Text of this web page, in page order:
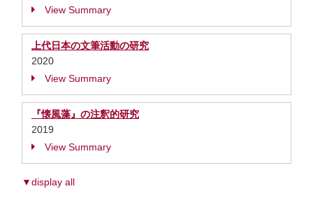
View Summary
上代日本の文筆活動の研究
2020
View Summary
『懐風藻』の注釈的研究
2019
View Summary
▼display all